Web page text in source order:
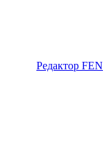
Редактор FEN